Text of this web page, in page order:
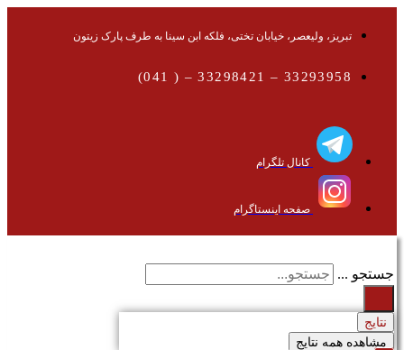
تبریز، ولیعصر، خیابان تختی، فلکه ابن سینا به طرف پارک زیتون
33293958 – 33298421 – ( 041)
کانال تلگرام
صفحه اینستاگرام
جستجو ...
نتایج
مشاهده همه نتایج